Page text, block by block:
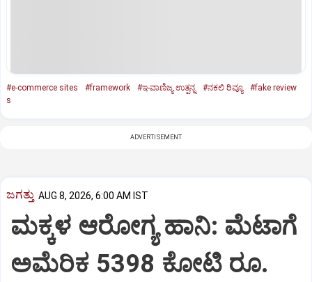
#e-commerce sites #framework #ಇ-ವಾಣಿಜ್ಯ ಉತ್ಪನ್ನ #ನಕಲಿ ರಿವ್ಯೂ
#fake review
s
ADVERTISEMENT
ಜಗತ್ತು AUG 8, 2026, 6:00 AM IST
ಮಕ್ಕಳ ಆರೋಗ್ಯ ಹಾನಿ: ಮೆಟಾಗೆ
ಅಮೆರಿಕ 5398 ಕೋಟಿ ರೂ.